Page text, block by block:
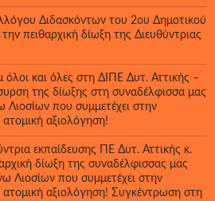
Διδασκόντων του 2ου Δημοτικού
πειθαρχική δίωξη της Διευθύντριας
και όλες στη ΔΙΠΕ Δυτ. Αττικής –
της δίωξης στη συναδέλφισσα μας
Λιοσίων που συμμετέχει στην
αξιολόγηση!
εκπαίδευσης ΠΕ Δυτ. Αττικής κ.
δίωξη της συναδέλφισσας μας
Λιοσίων που συμμετέχει στην
αξιολόγηση! Συγκέντρωση στη